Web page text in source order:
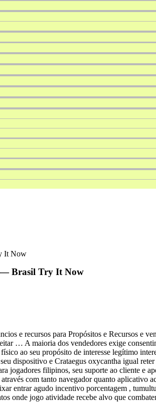
It Now
— Brasil Try It Now
e recursos para Propósitos e Recursos e
… A maioria dos vendedores exige
ao seu propósito de interesse legítimo
dispositivo e Crataegus oxycantha igual
jogadores filipinos, seu suporte ao cliente e
com tanto navegador quanto aplicativo
entrar agudo incentivo porcentagem ,
onde jogo atividade recebe alvo que